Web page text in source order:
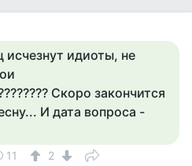
исчезнут идиоты, не
Скоро закончится
И дата вопроса -
11 2